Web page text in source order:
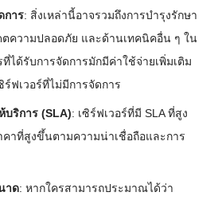
การ: สิ่งเหล่านี้อาจรวมถึงการบำรุงรักษา
ตความปลอดภัย และด้านเทคนิคอื่น ๆ ใน
ได้รับการจัดการมักมีค่าใช้จ่ายเพิ่มเติม
ร์ฟเวอร์ที่ไม่มีการจัดการ
บริการ (SLA): เซิร์ฟเวอร์ที่มี SLA ที่สูง
คาที่สูงขึ้นตามความน่าเชื่อถือและการ
าด: หากใครสามารถประมาณได้ว่า